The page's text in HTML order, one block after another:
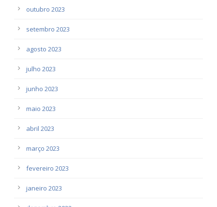
outubro 2023
setembro 2023
agosto 2023
julho 2023
junho 2023
maio 2023
abril 2023
março 2023
fevereiro 2023
janeiro 2023